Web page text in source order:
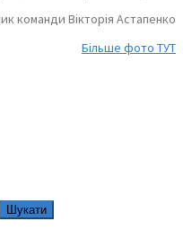
команди Вікторія Астапенко
Більше фото ТУТ